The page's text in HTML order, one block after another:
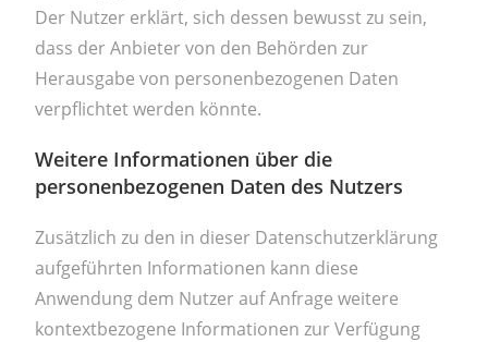
Der Nutzer erklärt, sich dessen bewusst zu sein,
dass der Anbieter von den Behörden zur
Herausgabe von personenbezogenen Daten
verpflichtet werden könnte.
Weitere Informationen über die
personenbezogenen Daten des Nutzers
Zusätzlich zu den in dieser Datenschutzerklärung
aufgeführten Informationen kann diese
Anwendung dem Nutzer auf Anfrage weitere
kontextbezogene Informationen zur Verfügung